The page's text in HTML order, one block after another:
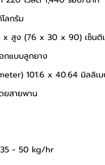
ลกรัม
สูง (76 x 30 x 90) เซ็นติ
กแบบลูกยาง
101.6 x 40.64 มิลลิเ
ยสายพาน
- 50 kg/hr